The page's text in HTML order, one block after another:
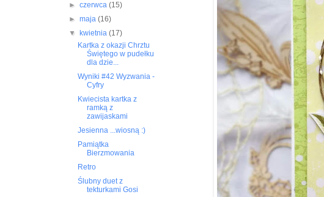
► czerwca (15)
► maja (16)
▼
kwietnia (17)
Kartka z okazji Chrztu
Świętego w pudełku
dla dzie...
Wyniki #42 Wyzwania -
Cyfry
Kwiecista kartka z
ramką z
zawijaskami
Jesienna ...wiosną :)
Pamiątka
Bierzmowania
Retro
Ślubny duet z
tekturkami Gosi